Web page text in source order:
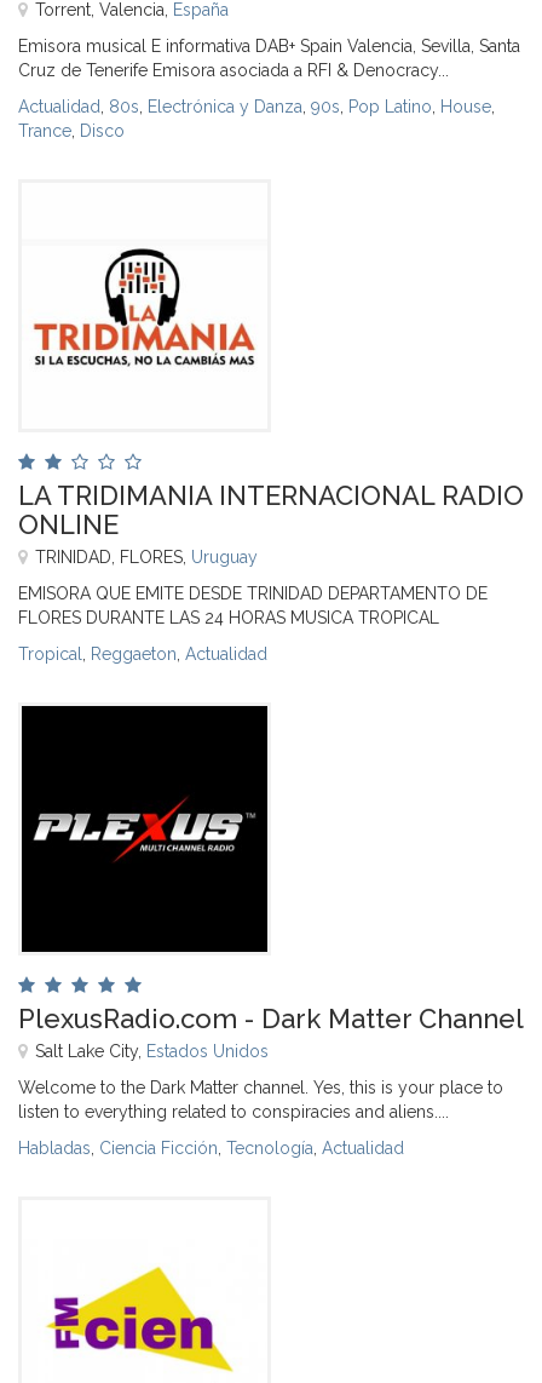
Torrent, Valencia, España
Emisora musical E informativa DAB+ Spain Valencia, Sevilla, Santa
Cruz de Tenerife Emisora asociada a RFI & Denocracy...
Actualidad 80s Electrónica y Danza 90s Pop Latino House
Trance Disco
LA TRIDIMANIA INTERNACIONAL RADIO
ONLINE
TRINIDAD, FLORES, Uruguay
EMISORA QUE EMITE DESDE TRINIDAD DEPARTAMENTO DE
FLORES DURANTE LAS 24 HORAS MUSICA TROPICAL
Tropical
Reggaeton Actualidad
PlexusRadio.com - Dark Matter Channel
Salt Lake City, Estados Unidos
Welcome to the Dark Matter channel. Yes, this is your place to
listen to everything related to conspiracies and aliens....
Habladas Ciencia Ficción Tecnología Actualidad